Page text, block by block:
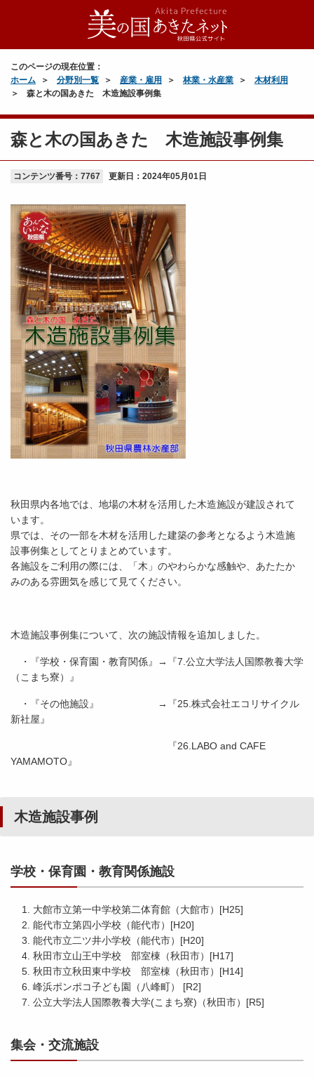
このページの現在位置：
ホーム
分野別一覧 産業・雇用 林業・水産業
木材利用
森と木の国あきた 木造施設事例集
森と木の国あきた 木造施設事例集
コンテンツ番号：7767 更新日： 2024年05月01日
秋田県内各地では、地場の木材を活用した木造施設が建設されて
います。
県では、その一部を木材を活用した建築の参考となるよう木造施
設事例集としてとりまとめています。
各施設をご利用の際には、「木」のやわらかな感触や、あたたか
みのある雰囲気を感じて見てください。
木造施設事例集について、次の施設情報を追加しました。
・『学校・保育園・教育関係』→『7.公立大学法人国際教養大学
（こまち寮）』
・『その他施設』 →『25.株式会社エコリサイクル
新社屋』
『26.LABO and CAFE
YAMAMOTO』
木造施設事例
学校・保育園・教育関係施設
大館市立第一中学校第二体育館（大館市）[H25]
能代市立第四小学校（能代市）[H20]
能代市立二ツ井小学校（能代市）[H20]
秋田市立山王中学校 部室棟（秋田市）[H17]
秋田市立秋田東中学校 部室棟（秋田市）[H14]
峰浜ポンポコ子ども園（八峰町） [R2]
公立大学法人国際教養大学(こまち寮)（秋田市）[R5]
集会・交流施設